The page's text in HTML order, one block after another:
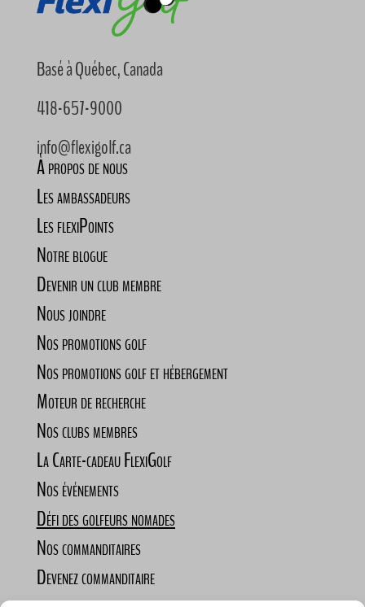
Basé à Québec, Canada
418-657-9000
info@flexigolf.ca
À propos de nous
Les ambassadeurs
Les flexiPoints
Notre blogue
Devenir un club membre
Nous joindre
Nos promotions golf
Nos promotions golf et hébergement
Moteur de recherche
Nos clubs membres
La Carte-cadeau FlexiGolf
Nos événements
Défi des golfeurs nomades
Nos commanditaires
Devenez commanditaire